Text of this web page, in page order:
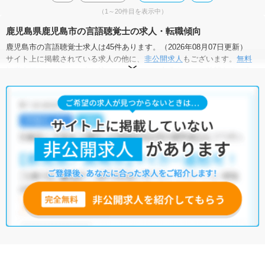
（1～20件目を表示中）
鹿児島県鹿児島市の言語聴覚士の求人・転職傾向
鹿児島市の言語聴覚士求人は45件あります。（2026年08月07日更新）
サイト上に掲載されている求人の他に、 非公開求人 もございます。 無料
にお申し込みいただくと、全求人からご希望条件に合
鹿児島市の言語聴覚士求人では以下のような条件が人気です。
土日祝休・積極採用中・ 残業少なめ 正社員(正職員)
・クリニック・介護福祉施設・訪問リハビリ(在宅医療)
リハビリ
・ 保育園
他の条件でも人気の求人がございますので、「こだわり条件」から検索
いただくか、お気軽にお問い合わせください。
全国の言語聴覚士求人
無料転職支援サービス
にお申し込みいただくと、ご希望条件をヒアリン
グした上で求人をご提案いたします。